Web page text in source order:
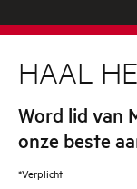
HAAL
Word lid van
onze beste
*Verplicht